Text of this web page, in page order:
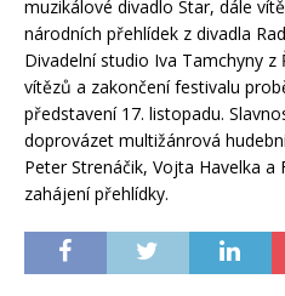
muzikálové divadlo Star, dále
národních přehlídek z divadla
Divadelní studio Iva Tamchyny z
vítězů a zakončení festivalu
představení 17. listopadu.
doprovázet multižánrová
Peter Strenáčik, Vojta Havelka a
zahájení přehlídky.